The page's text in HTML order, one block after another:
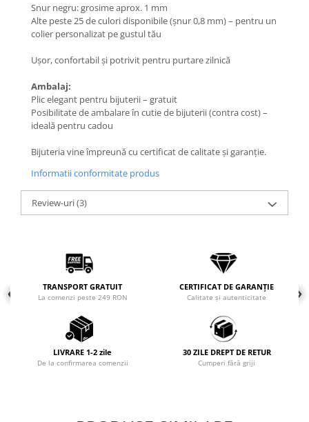
Brățări din Argint cu pietre
semiprețioase
Brățări elastice cu pietre
Brățări de picior din Aur
Brățări de picior din Argint
COLIERE
Coliere cu mărgele colorate și
Coliere cu pietre semiprețioase
Snur negru: grosime aprox. 1 mm
Alte peste 25 de culori disponibile (șnur 0,8 mm) – pentru un
colier personalizat pe gustul tău
Ușor, confortabil și potrivit pentru purtare zilnică
Ambalaj:
Plic elegant pentru bijuterii – gratuit
Posibilitate de ambalare în cutie de bijuterii (contra cost) –
ideală pentru cadou
Bijuteria vine împreună cu certificat de calitate și garanție.
Informatii conformitate produs
Review-uri(3)
TRANSPORT GRATUIT
La comenzi peste 249 RON
CERTIFICAT DE GARANȚIE
Calitate și autenticitate
LIVRARE 1-2 zile
De la confirmarea comenzii
30 ZILE DREPT DE RETUR
Cumperi fără griji